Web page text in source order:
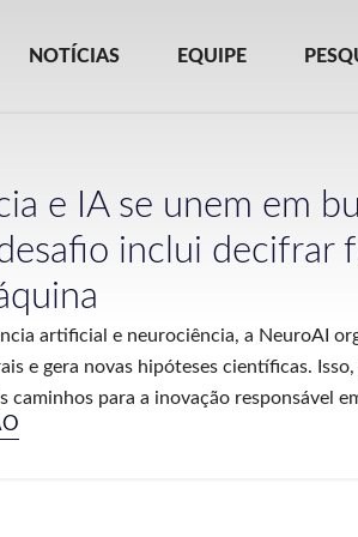
NOTÍCIAS EQUIPE
e IA se unem em
inclui decifrar
artificial e neurociência, a NeuroAI
e gera novas hipóteses científicas.
caminhos para a inovação responsável